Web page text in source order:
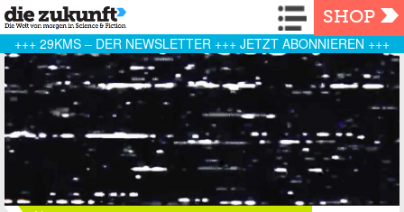
Navigation
SHOP
+++ 29KMS – DER NEWSLETTER +++ JETZT ABONNIEREN +++